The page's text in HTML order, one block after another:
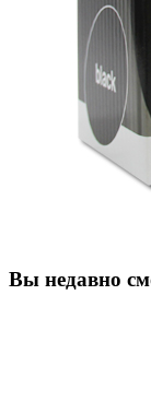
Вы недавно